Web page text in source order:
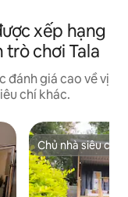
xếp hạng
trò chơi Tala
đánh giá cao về vị
chí khác.
Chủ nhà siêu cấp
Chủ nhà siêu cấp